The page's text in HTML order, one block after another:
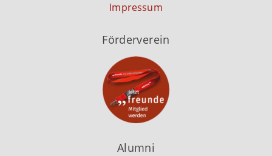
Impressum
Förderverein
Alumni